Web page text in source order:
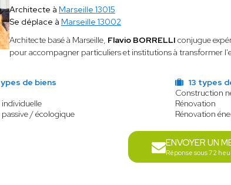
Architecte à Marseille 13015
Se déplace à Marseille 13002
Architecte basé à Marseille, Flavio BORRELLI conjugue
pour accompagner particuliers et institutions à transformer
de biens
/ écologique
13 types
Construction
Rénovation
Rénovation
ENVOYER UN
Réponse sous 72